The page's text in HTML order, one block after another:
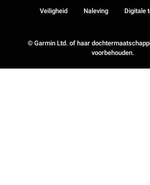
© Garmin Ltd. of haar
voorbehouden.
Veiligheid Naleving Digitale